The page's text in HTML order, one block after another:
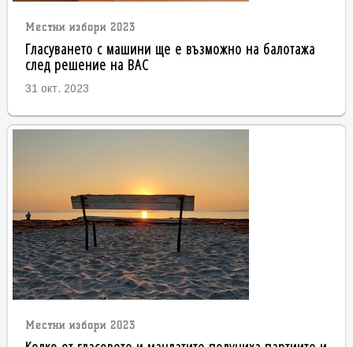
Местни избори 2023
Гласуването с машини ще е възможно на балотажа
след решение на ВАС
31 окт. 2023
Местни избори 2023